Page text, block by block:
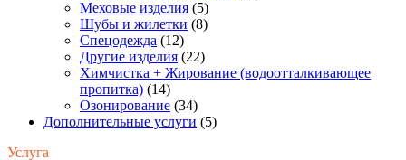
Меховые изделия (5)
Шубы и жилетки (8)
Спецодежда (12)
Другие изделия (22)
Химчистка + Жирование (водоотталкивающее
пропитка) (14)
Озонирование (34)
Дополнительные услуги (5)
Услуга